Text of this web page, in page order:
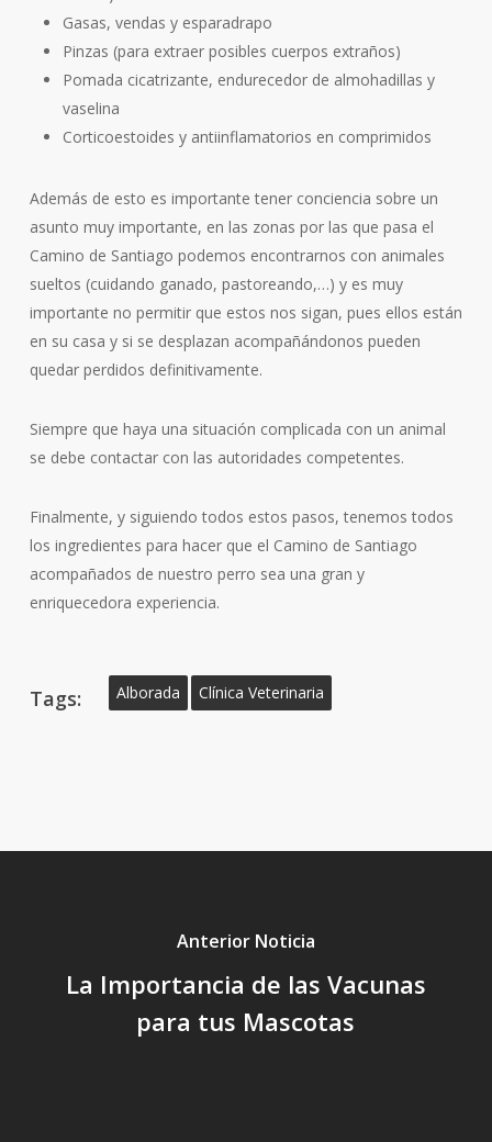
Gasas, vendas y esparadrapo
Pinzas (para extraer posibles cuerpos extraños)
Pomada cicatrizante, endurecedor de almohadillas y
vaselina
Corticoestoides y antiinflamatorios en comprimidos
Además de esto es importante tener conciencia sobre un
asunto muy importante, en las zonas por las que pasa el
Camino de Santiago podemos encontrarnos con animales
sueltos (cuidando ganado, pastoreando,…) y es muy
importante no permitir que estos nos sigan, pues ellos están
en su casa y si se desplazan acompañándonos pueden
quedar perdidos definitivamente.
Siempre que haya una situación complicada con un animal
se debe contactar con las autoridades competentes.
Finalmente, y siguiendo todos estos pasos, tenemos todos
los ingredientes para hacer que el Camino de Santiago
acompañados de nuestro perro sea una gran y
enriquecedora experiencia.
Tags: Alborada Clínica Veterinaria
Anterior Noticia
La Importancia de las Vacunas
para tus Mascotas